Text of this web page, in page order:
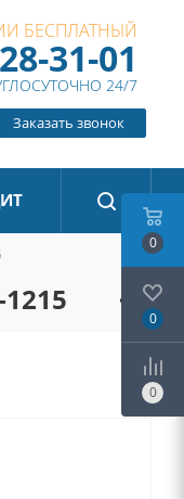
БЕСПЛАТНЫЙ
31-01
24/7
Заказать звонок
0
0
0